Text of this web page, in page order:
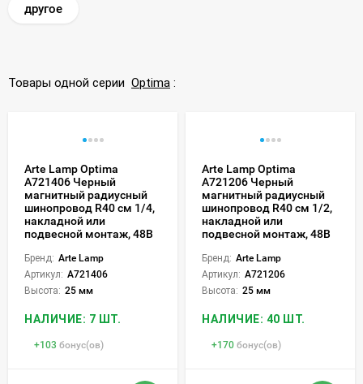
другое
Товары одной серии Optima :
Arte Lamp Optima
A721406 Черный
магнитный радиусный
шинопровод R40 см 1/4,
накладной или
подвесной монтаж, 48В
Бренд: Arte Lamp
Артикул: A721406
Высота: 25 мм
НАЛИЧИЕ: 7 ШТ.
+103 бонус(ов)
Arte Lamp Optima
A721206 Черный
магнитный радиусный
шинопровод R40 см 1/2,
накладной или
подвесной монтаж, 48В
Бренд: Arte Lamp
Артикул: A721206
Высота: 25 мм
НАЛИЧИЕ: 40 ШТ.
+170 бонус(ов)